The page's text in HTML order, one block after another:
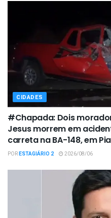
CIDADES
#Chapada: Dois
Jesus morrem em
carreta na BA-148, em
PORESTAGIÁRIO 2 2026/08/06